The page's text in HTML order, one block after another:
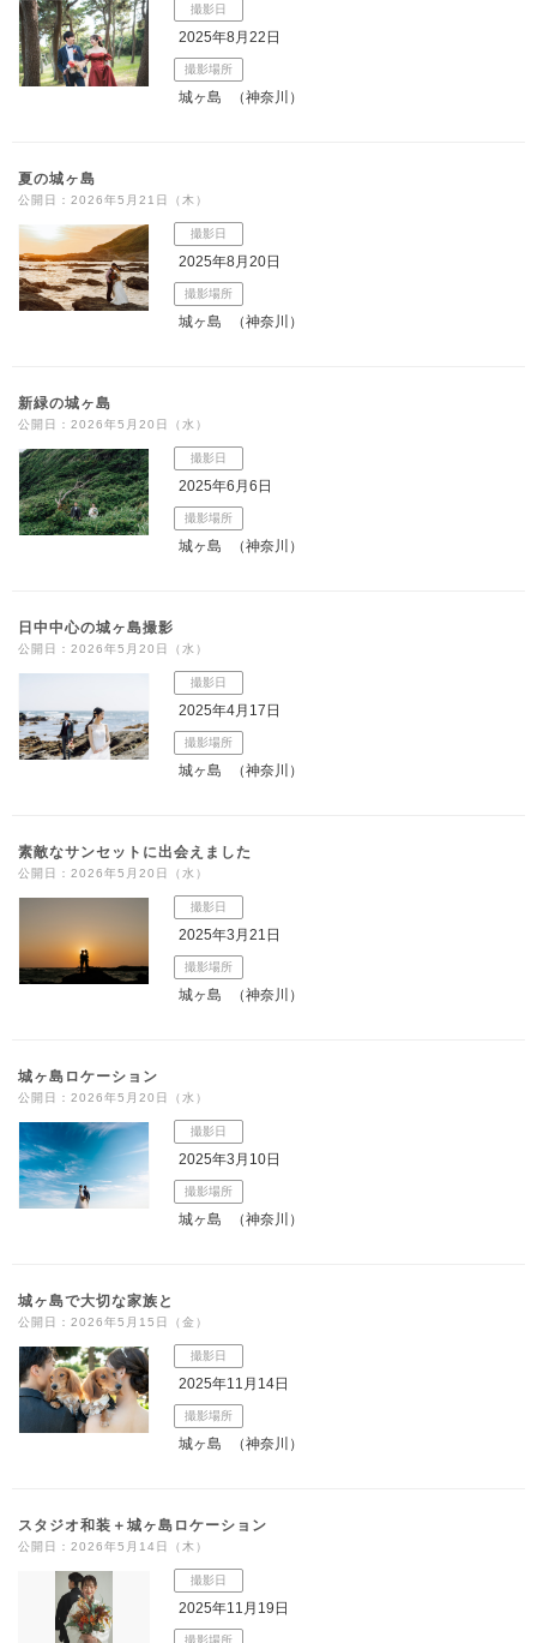
撮影日
2025年8月22日
撮影場所
城ヶ島 （神奈川）
夏の城ヶ島
公開日：2026年5月21日（木）
撮影日
2025年8月20日
撮影場所
城ヶ島 （神奈川）
新緑の城ヶ島
公開日：2026年5月20日（水）
撮影日
2025年6月6日
撮影場所
城ヶ島 （神奈川）
日中中心の城ヶ島撮影
公開日：2026年5月20日（水）
撮影日
2025年4月17日
撮影場所
城ヶ島 （神奈川）
素敵なサンセットに出会えました
公開日：2026年5月20日（水）
撮影日
2025年3月21日
撮影場所
城ヶ島 （神奈川）
城ヶ島ロケーション
公開日：2026年5月20日（水）
撮影日
2025年3月10日
撮影場所
城ヶ島 （神奈川）
城ヶ島で大切な家族と
公開日：2026年5月15日（金）
撮影日
2025年11月14日
撮影場所
城ヶ島 （神奈川）
スタジオ和装＋城ヶ島ロケーション
公開日：2026年5月14日（木）
撮影日
2025年11月19日
撮影場所